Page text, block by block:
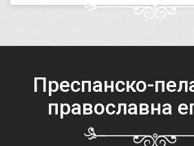
Преспанско-
православна